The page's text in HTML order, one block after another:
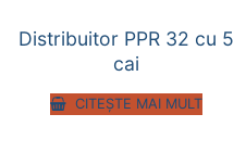
Distribuitor PPR 32 cu 5
cai
CITEȘTE MAI MULT